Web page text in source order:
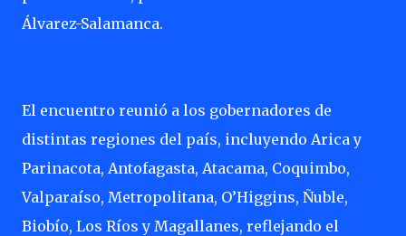
Álvarez-Salamanca.
El encuentro reunió a los gobernadores de
distintas regiones del país, incluyendo Arica y
Parinacota, Antofagasta, Atacama, Coquimbo,
Valparaíso, Metropolitana, O’Higgins, Ñuble,
Biobío, Los Ríos y Magallanes, reflejando el